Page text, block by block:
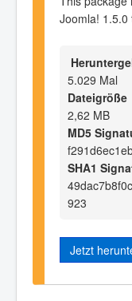
Joomla! 1.5.0
5.029 Mal
Dateigröße
2,62 MB
MD5
SHA1
923
Jetzt